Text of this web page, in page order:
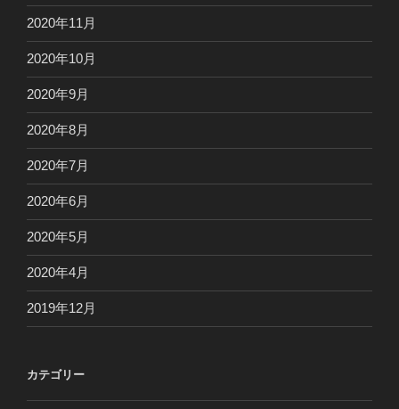
2020年11月
2020年10月
2020年9月
2020年8月
2020年7月
2020年6月
2020年5月
2020年4月
2019年12月
カテゴリー